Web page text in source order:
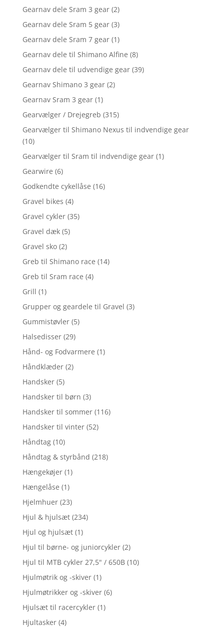
Gearnav dele Sram 3 gear (2)
Gearnav dele Sram 5 gear (3)
Gearnav dele Sram 7 gear (1)
Gearnav dele til Shimano Alfine (8)
Gearnav dele til udvendige gear (39)
Gearnav Shimano 3 gear (2)
Gearnav Sram 3 gear (1)
Gearvælger / Drejegreb (315)
Gearvælger til Shimano Nexus til indvendige gear
(10)
Gearvælger til Sram til indvendige gear (1)
Gearwire (6)
Godkendte cykellåse (16)
Gravel bikes (4)
Gravel cykler (35)
Gravel dæk (5)
Gravel sko (2)
Greb til Shimano race (14)
Greb til Sram race (4)
Grill (1)
Grupper og geardele til Gravel (3)
Gummistøvler (5)
Halsedisser (29)
Hånd- og Fodvarmere (1)
Håndklæder (2)
Handsker (5)
Handsker til børn (3)
Handsker til sommer (116)
Handsker til vinter (52)
Håndtag (10)
Håndtag & styrbånd (218)
Hængekøjer (1)
Hængelåse (1)
Hjelmhuer (23)
Hjul & hjulsæt (234)
Hjul og hjulsæt (1)
Hjul til børne- og juniorcykler (2)
Hjul til MTB cykler 27,5" / 650B (10)
Hjulmøtrik og -skiver (1)
Hjulmøtrikker og -skiver (6)
Hjulsæt til racercykler (1)
Hjultasker (4)